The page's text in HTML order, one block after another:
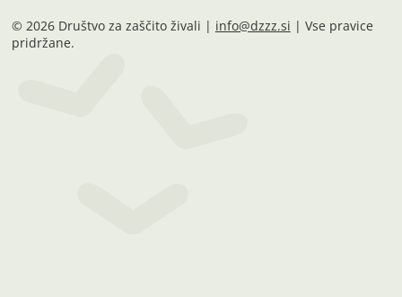
© 2026 Društvo za zaščito živali | info@dzzz.si | Vse pravice
pridržane.